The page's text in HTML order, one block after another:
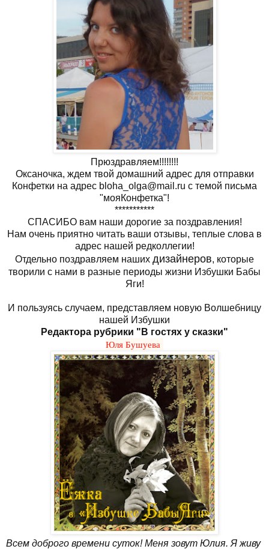
Прюздравляем!!!!!!!!
Оксаночка, ждем твой домашний адрес для отправки
Конфетки на адрес bloha_olga@mail.ru с темой письма
"мояКонфетка"!
***********
СПАСИБО вам наши дорогие за поздравления!
Нам очень приятно читать ваши отзывы, теплые слова в
адрес нашей редколлегии!
Отдельно поздравляем наших дизайнеров, которые
творили с нами в разные периоды жизни Избушки Бабы
Яги!
И пользуясь случаем, представляем новую Волшебницу
нашей Избушки
Редактора рубрики "В гостях у сказки"
Юля Бушуева
Всем доброго времени суток! Меня зовут Юлия. Я живу